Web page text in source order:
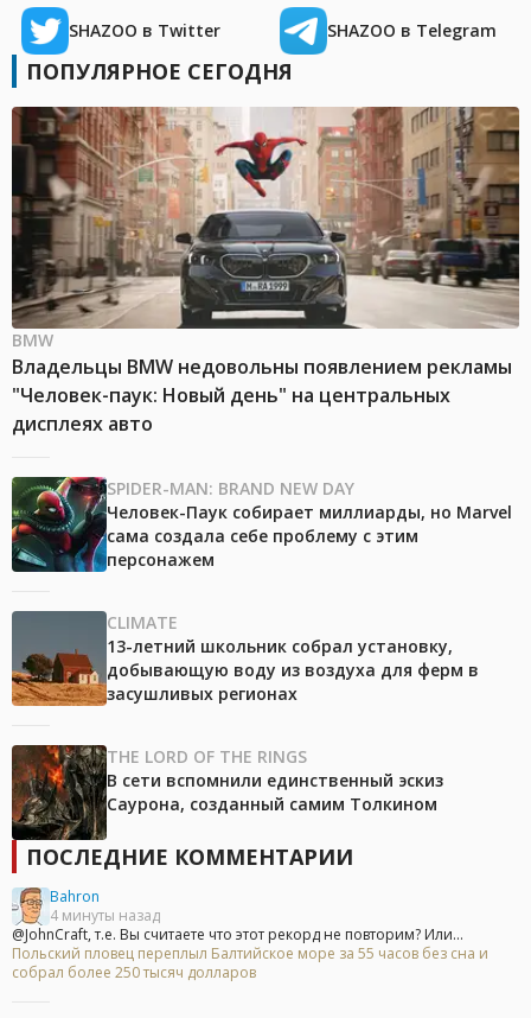
SHAZOO в Twitter SHAZOO в Telegram
ПОПУЛЯРНОЕ СЕГОДНЯ
BMW
Владельцы BMW недовольны появлением рекламы
"Человек-паук: Новый день" на центральных
дисплеях авто
SPIDER-MAN: BRAND NEW DAY
Человек-Паук собирает миллиарды, но Marvel
сама создала себе проблему с этим
персонажем
CLIMATE
13-летний школьник собрал установку,
добывающую воду из воздуха для ферм в
засушливых регионах
THE LORD OF THE RINGS
В сети вспомнили единственный эскиз
Саурона, созданный самим Толкином
ПОСЛЕДНИЕ КОММЕНТАРИИ
Bahron
4 минуты назад
@JohnCraft, т.е. Вы считаете что этот рекорд не повторим? Или...
Польский пловец переплыл Балтийское море за 55 часов без сна и
собрал более 250 тысяч долларов